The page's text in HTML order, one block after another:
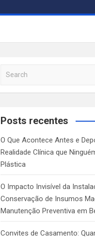
a
c
Posts recentes
O Que Acontece Antes e
Realidade Clínica que
Plástica
O Impacto Invisível da
Conservação de Insumos
Manutenção Preventiva em
Convites de Casamento: